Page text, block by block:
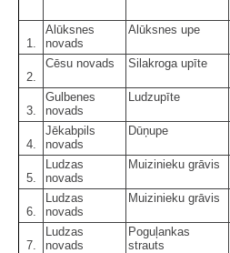
1.
Alūksnes
novads
Alūksnes upe
2.
Cēsu novads Silakroga upīte
3.
Gulbenes
novads
Ludzupīte
4.
Jēkabpils
novads
Dūņupe
5.
Ludzas
novads
Muizinieku grāvis
6.
Ludzas
novads
Muizinieku grāvis
7.
Ludzas
novads
Poguļankas
strauts